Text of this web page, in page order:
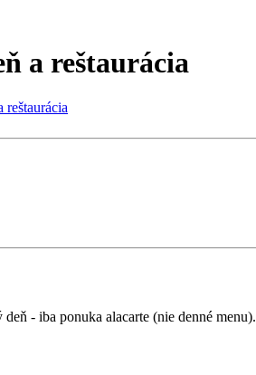
a reštaurácia
- iba ponuka alacarte (nie denné menu).